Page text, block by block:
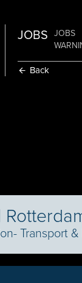
JOBS JOBS
Back
Transport &